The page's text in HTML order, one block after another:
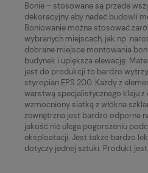
Bonie – stosowane są przede
dekoracyjny aby nadać budowli
Boniowanie można stosować
wybranych miejscach, jak np.
dobrane miejsce montowania
budynek i upiększa elewację.
jest do produkcji to bardzo
styropian EPS 200. Każdy z
warstwą specjalistycznego kleju
wzmocniony siatką z włókna
zewnętrzna jest bardzo odporna
jakość nie ulega pogorszeniu
eksploatacji. Jest także bardzo
dotyczy jednej sztuki. Produkt